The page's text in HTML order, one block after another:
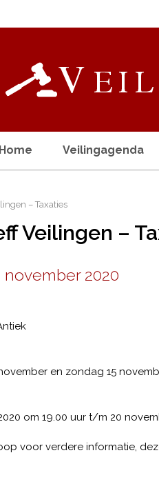
Home Veilingagenda
– Taxaties
Veilingen –
november 2020
en zondag 15
om 19.00 uur t/m 20
voor verdere informatie,